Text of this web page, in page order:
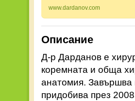
www.dardanov.com
Описание
Д-р Дарданов е
коремната и обща
анатомия. Завършва
придобива през